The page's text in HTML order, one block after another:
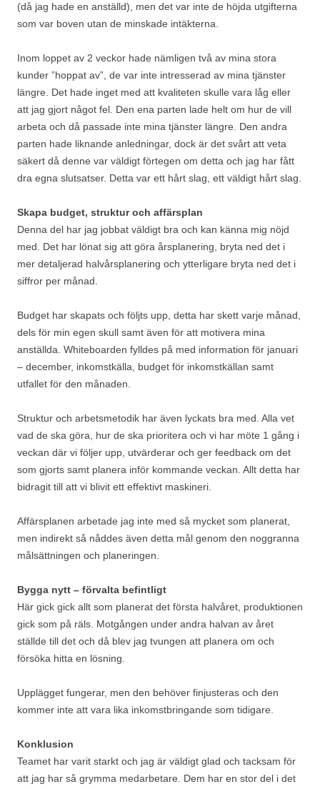
(då jag hade en anställd), men det var inte de höjda utgifterna
som var boven utan de minskade intäkterna.
Inom loppet av 2 veckor hade nämligen två av mina stora
kunder ”hoppat av”, de var inte intresserad av mina tjänster
längre. Det hade inget med att kvaliteten skulle vara låg eller
att jag gjort något fel. Den ena parten lade helt om hur de vill
arbeta och då passade inte mina tjänster längre. Den andra
parten hade liknande anledningar, dock är det svårt att veta
säkert då denne var väldigt förtegen om detta och jag har fått
dra egna slutsatser. Detta var ett hårt slag, ett väldigt hårt slag.
Skapa budget, struktur och affärsplan
Denna del har jag jobbat väldigt bra och kan känna mig nöjd
med. Det har lönat sig att göra årsplanering, bryta ned det i
mer detaljerad halvårsplanering och ytterligare bryta ned det i
siffror per månad.
Budget har skapats och följts upp, detta har skett varje månad,
dels för min egen skull samt även för att motivera mina
anställda. Whiteboarden fylldes på med information för januari
– december, inkomstkälla, budget för inkomstkällan samt
utfallet för den månaden.
Struktur och arbetsmetodik har även lyckats bra med. Alla vet
vad de ska göra, hur de ska prioritera och vi har möte 1 gång i
veckan där vi följer upp, utvärderar och ger feedback om det
som gjorts samt planera inför kommande veckan. Allt detta har
bidragit till att vi blivit ett effektivt maskineri.
Affärsplanen arbetade jag inte med så mycket som planerat,
men indirekt så nåddes även detta mål genom den noggranna
målsättningen och planeringen.
Bygga nytt – förvalta befintligt
Här gick gick allt som planerat det första halvåret, produktionen
gick som på räls. Motgången under andra halvan av året
ställde till det och då blev jag tvungen att planera om och
försöka hitta en lösning.
Upplägget fungerar, men den behöver finjusteras och den
kommer inte att vara lika inkomstbringande som tidigare.
Konklusion
Teamet har varit starkt och jag är väldigt glad och tacksam för
att jag har så grymma medarbetare. Dem har en stor del i det